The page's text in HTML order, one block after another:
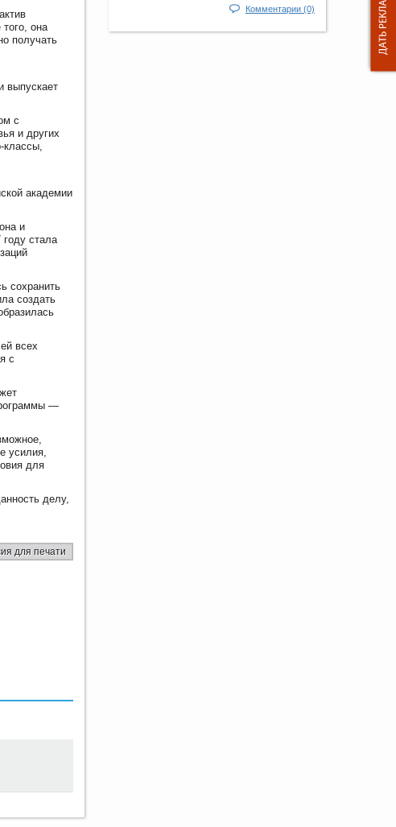
она
получать
выпускает
с
и других
академии
и
стала
сохранить
создать
всех
с
—
усилия,
для
делу,
для печати
Комментарии (0)